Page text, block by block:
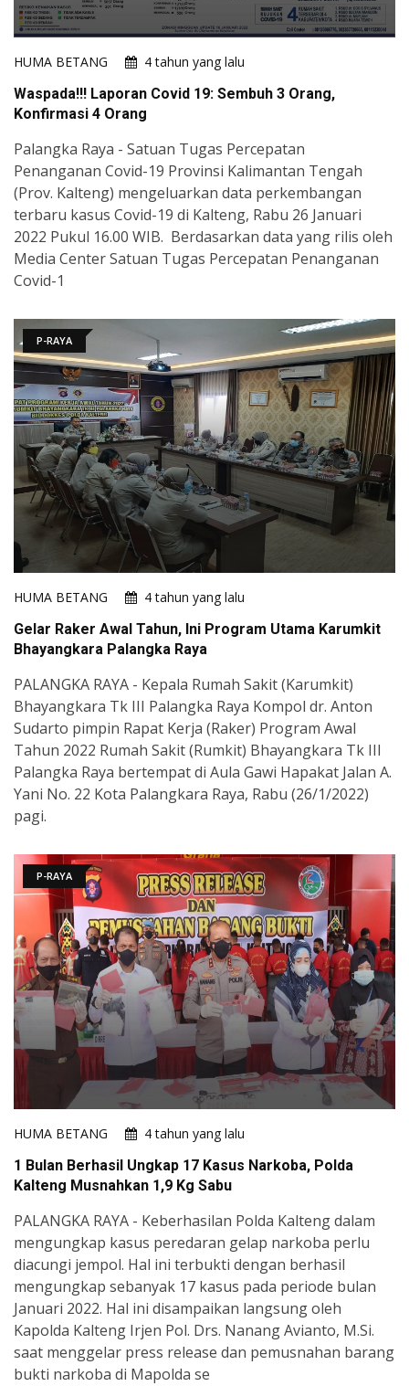
HUMA BETANG
4 tahun yang lalu
Waspada!!! Laporan Covid 19: Sembuh 3 Orang,
Konfirmasi 4 Orang
Palangka Raya - Satuan Tugas Percepatan
Penanganan Covid-19 Provinsi Kalimantan Tengah
(Prov. Kalteng) mengeluarkan data perkembangan
terbaru kasus Covid-19 di Kalteng, Rabu 26 Januari
2022 Pukul 16.00 WIB. Berdasarkan data yang rilis oleh
Media Center Satuan Tugas Percepatan Penanganan
Covid-1
P-RAYA
HUMA BETANG
4 tahun yang lalu
Gelar Raker Awal Tahun, Ini Program Utama Karumkit
Bhayangkara Palangka Raya
PALANGKA RAYA - Kepala Rumah Sakit (Karumkit)
Bhayangkara Tk III Palangka Raya Kompol dr. Anton
Sudarto pimpin Rapat Kerja (Raker) Program Awal
Tahun 2022 Rumah Sakit (Rumkit) Bhayangkara Tk III
Palangka Raya bertempat di Aula Gawi Hapakat Jalan A.
Yani No. 22 Kota Palangkara Raya, Rabu (26/1/2022)
pagi.
P-RAYA
HUMA BETANG
4 tahun yang lalu
1 Bulan Berhasil Ungkap 17 Kasus Narkoba, Polda
Kalteng Musnahkan 1,9 Kg Sabu
PALANGKA RAYA - Keberhasilan Polda Kalteng dalam
mengungkap kasus peredaran gelap narkoba perlu
diacungi jempol. Hal ini terbukti dengan berhasil
mengungkap sebanyak 17 kasus pada periode bulan
Januari 2022. Hal ini disampaikan langsung oleh
Kapolda Kalteng Irjen Pol. Drs. Nanang Avianto, M.Si.
saat menggelar press release dan pemusnahan barang
bukti narkoba di Mapolda se